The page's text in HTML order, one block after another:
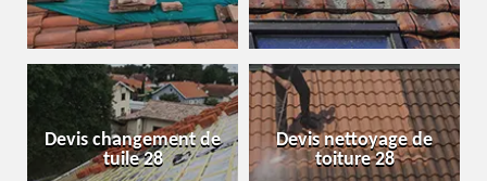
Devis changement de
tuile 28
Devis nettoyage de
toiture 28